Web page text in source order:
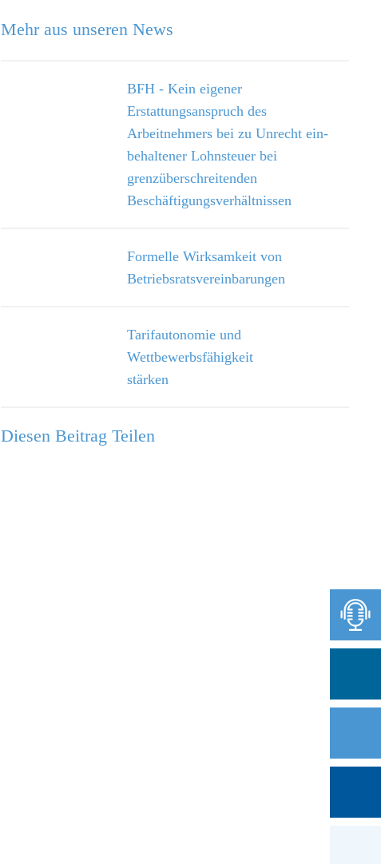
Mehr aus unseren News
BFH - Kein eigener
Erstattungsanspruch des
Arbeitnehmers bei zu Unrecht ein­
behaltener Lohnsteuer bei
grenzüberschreitenden
Beschäftigungsverhältnissen
Formelle Wirksamkeit von
Betriebsratsvereinbarungen
Tarifautonomie und
Wettbewerbsfähigkeit
stärken
Diesen Beitrag Teilen